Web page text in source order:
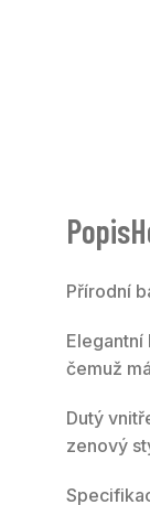
Popis
Přírodní
čemuž
Dutý
zenový